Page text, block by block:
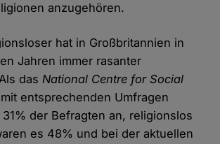
anzugehören.
hat in Großbritannien in
Jahren immer rasanter
dasNational Centre for Social
entsprechenden Umfragen
der Befragten an, religionslos
es 48% und bei der aktuellen